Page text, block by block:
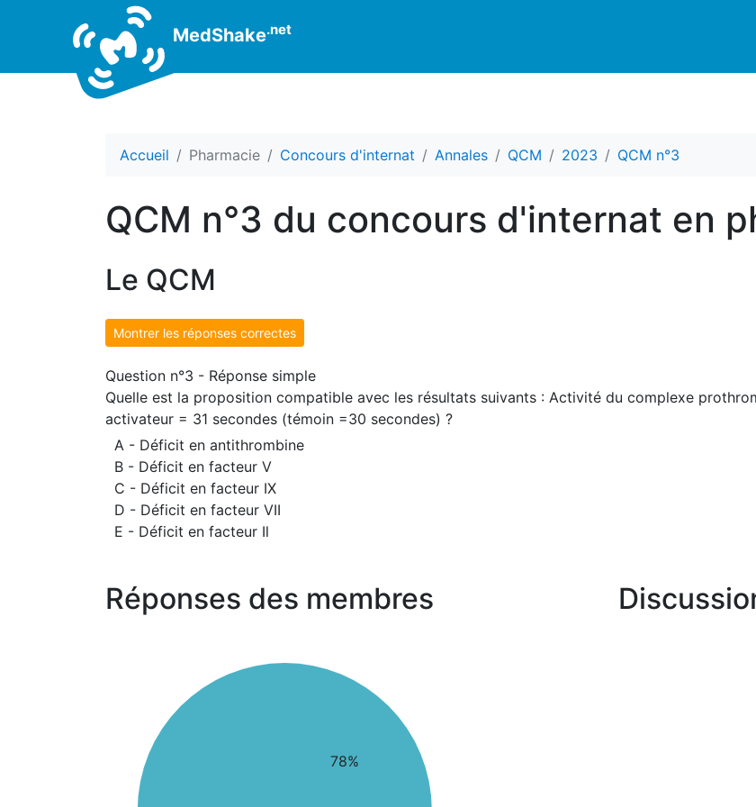
MedShake.net
Accueil Pharmacie Concours d'internat Annales QCM 2023 QCM n°3
QCM n°3 du concours d'internat en
Le QCM
Montrer les réponses correctes
Question n°3 - Réponse simple
Quelle est la proposition compatible avec les résultats suivants : Activité du complexe
activateur = 31 secondes (témoin =30 secondes) ?
A - Déficit en antithrombine
B - Déficit en facteur V
C - Déficit en facteur IX
D - Déficit en facteur VII
E - Déficit en facteur Il
Réponses des membres
78%